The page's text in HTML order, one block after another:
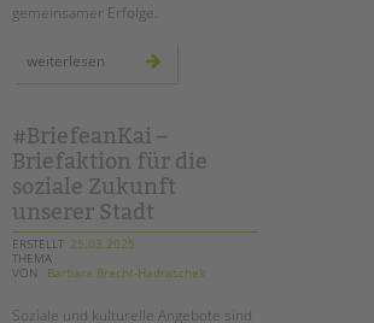
gemeinsamer Erfolge.
weiterlesen
da
–
jetzt
lesen!
#BriefeanKai –
Briefaktion für die
soziale Zukunft
unserer Stadt
ERSTELLT 25.03.2025
THEMA
VON
Barbara Brecht-Hadraschek
Soziale und kulturelle Angebote sind